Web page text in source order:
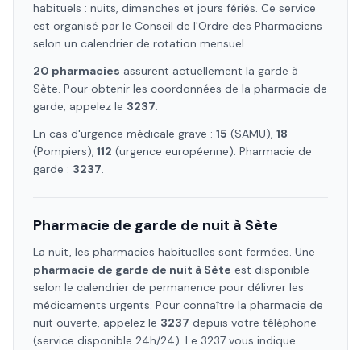
habituels : nuits, dimanches et jours fériés. Ce service
est organisé par le Conseil de l'Ordre des Pharmaciens
selon un calendrier de rotation mensuel.
20 pharmacies assurent actuellement la garde à
Sète. Pour obtenir les coordonnées de la pharmacie de
garde, appelez le 3237.
En cas d'urgence médicale grave : 15 (SAMU), 18
(Pompiers), 112 (urgence européenne). Pharmacie de
garde : 3237.
Pharmacie de garde de nuit à Sète
La nuit, les pharmacies habituelles sont fermées. Une
pharmacie de garde de nuit à Sète est disponible
selon le calendrier de permanence pour délivrer les
médicaments urgents. Pour connaître la pharmacie de
nuit ouverte, appelez le 3237 depuis votre téléphone
(service disponible 24h/24). Le 3237 vous indique